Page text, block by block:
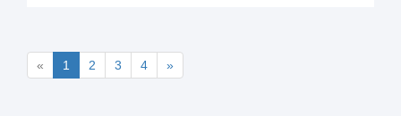
« 1 2 3 4 »